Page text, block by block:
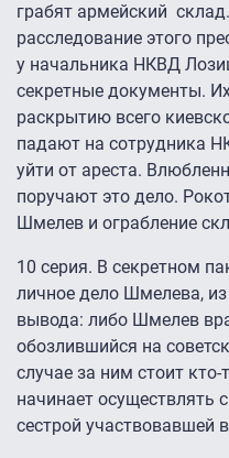
грабят армейский
расследование этого
у начальника НКВД
секретные документы.
раскрытию всего
падают на сотрудника
уйти от ареста.
поручают это дело.
Шмелев и ограбление
10 серия. В секретном
личное дело Шмелева,
вывода: либо Шмелев
обозлившийся на
случае за ним стоит
начинает осуществлять
сестрой участвовавшей